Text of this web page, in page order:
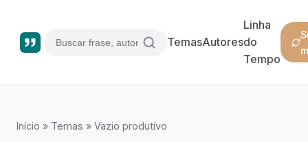
TemasAutores
Linha
do
Tempo
Início » Temas » Vazio produtivo